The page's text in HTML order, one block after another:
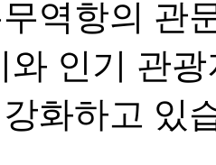
역항의 관
와 인기 관
화하고 있